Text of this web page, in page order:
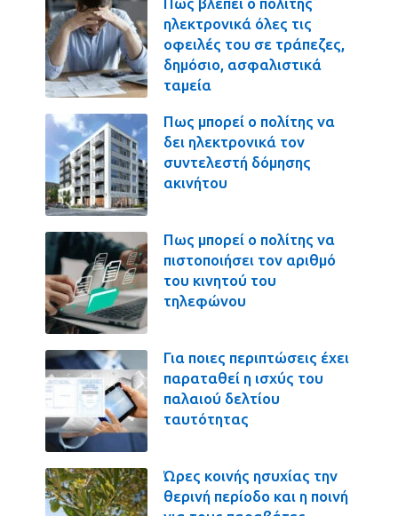
ηλεκτρονικά όλες τις
οφειλές του σε τράπεζες,
δημόσιο, ασφαλιστικά
ταμεία
Πως μπορεί ο πολίτης να
δει ηλεκτρονικά τον
συντελεστή δόμησης
ακινήτου
Πως μπορεί ο πολίτης να
πιστοποιήσει τον αριθμό
του κινητού του
τηλεφώνου
Για ποιες περιπτώσεις έχει
παραταθεί η ισχύς του
παλαιού δελτίου
ταυτότητας
Ώρες κοινής ησυχίας την
θερινή περίοδο και η ποινή